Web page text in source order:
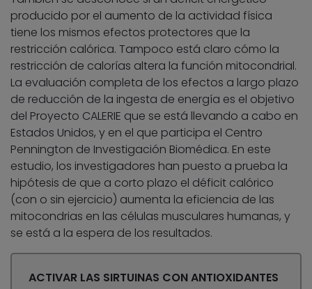
producido por el aumento de la actividad física
tiene los mismos efectos protectores que la
restricción calórica. Tampoco está claro cómo la
restricción de calorías altera la función mitocondrial.
La evaluación completa de los efectos a largo plazo
de reducción de la ingesta de energía es el objetivo
del Proyecto CALERIE que se está llevando a cabo en
Estados Unidos, y en el que participa el Centro
Pennington de Investigación Biomédica. En este
estudio, los investigadores han puesto a prueba la
hipótesis de que a corto plazo el déficit calórico
(con o sin ejercicio) aumenta la eficiencia de las
mitocondrias en las células musculares humanas, y
se está a la espera de los resultados.
ACTIVAR LAS SIRTUINAS CON ANTIOXIDANTES